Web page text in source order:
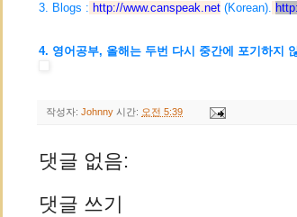
3. Blogs : http://www.canspeak.net (Korean).
4. 영어공부, 올해는 두번 다시 중간에 포기하지
작성자: Johnny 시간: 오전 5:39
댓글 없음:
댓글 쓰기